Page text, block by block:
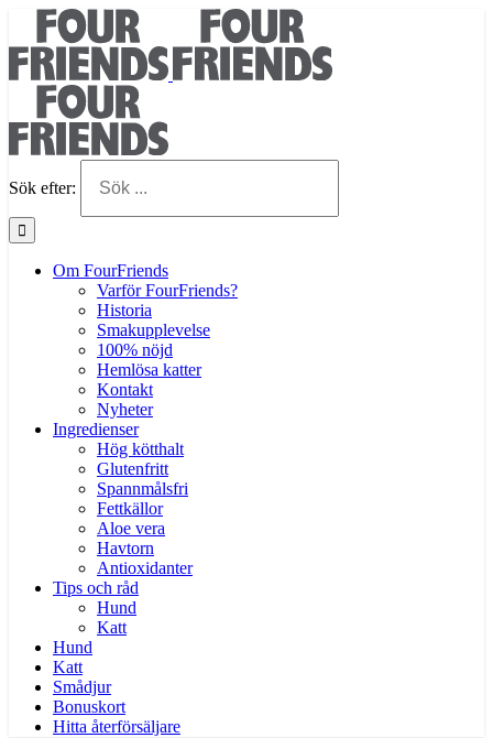
Sök efter:
Om FourFriends
Varför FourFriends?
Historia
Smakupplevelse
100% nöjd
Hemlösa katter
Kontakt
Nyheter
Ingredienser
Hög kötthalt
Glutenfritt
Spannmålsfri
Fettkällor
Aloe vera
Havtorn
Antioxidanter
Tips och råd
Hund
Katt
Hund
Katt
Smådjur
Bonuskort
Hitta återförsäljare